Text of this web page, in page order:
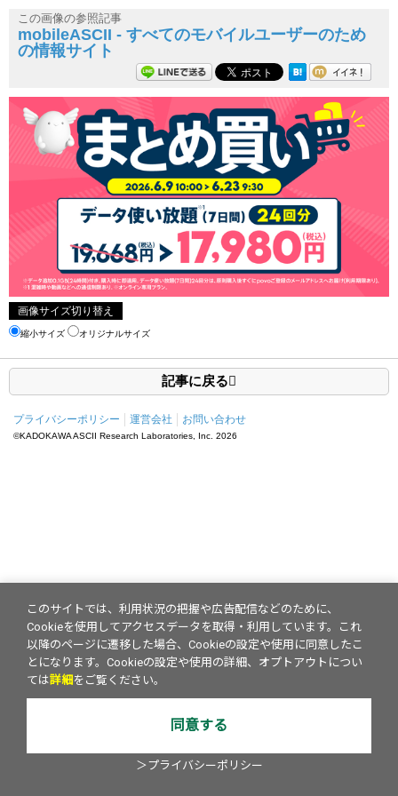
この画像の参照記事
mobileASCII - すべてのモバイルユーザーのため
の情報サイト
画像サイズ切り替え
縮小サイズ オリジナルサイズ
記事に戻る
プライバシーポリシー 運営会社 お問い合わせ
©KADOKAWA ASCII Research Laboratories, Inc. 2026
このサイトでは、利用状況の把握や広告配信などのために、
Cookieを使用してアクセスデータを取得・利用しています。これ
以降のページに遷移した場合、Cookieの設定や使用に同意したこ
とになります。Cookieの設定や使用の詳細、オプトアウトについ
ては詳細 をご覧ください。
同意する
＞プライバシーポリシー